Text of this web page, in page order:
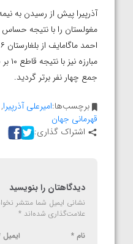
آذرپیرا پیش از رسیدن به
جمع چهار نفر برتر گردید.
برچسب‌ها:امیرعلی آذرپیرا,
قهرمانی جهان
اشتراک گذاری:
دیدگاهتان را بنویسید
نشانی ایمیل شما منتشر
علامت‌گذاری شده‌اند *
نام * ایمیل